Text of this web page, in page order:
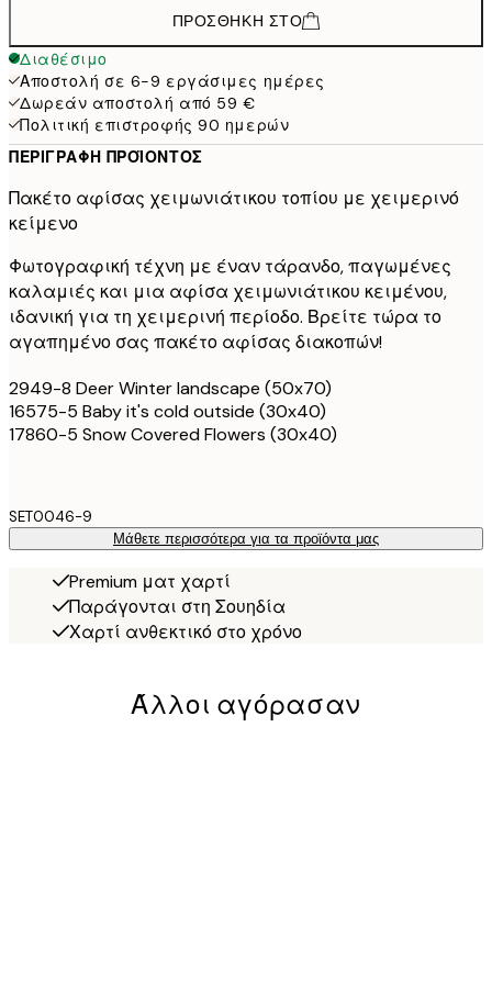
ΠΡΟΣΘΉΚΗ ΣΤΟ
Διαθέσιμο
Αποστολή σε 6-9 εργάσιμες ημέρες
Δωρεάν αποστολή από 59 €
Πολιτική επιστροφής 90 ημερών
ΠΕΡΙΓΡΑΦΉ ΠΡΟΪΌΝΤΟΣ
Πακέτο αφίσας χειμωνιάτικου τοπίου με χειμερινό
κείμενο
Φωτογραφική τέχνη με έναν τάρανδο, παγωμένες
καλαμιές και μια αφίσα χειμωνιάτικου κειμένου,
ιδανική για τη χειμερινή περίοδο. Βρείτε τώρα το
αγαπημένο σας πακέτο αφίσας διακοπών!
2949-8 Deer Winter landscape (50x70)
16575-5 Baby it's cold outside (30x40)
17860-5 Snow Covered Flowers (30x40)
SET0046-9
Μάθετε περισσότερα για τα προϊόντα μας
Premium ματ χαρτί
Παράγονται στη Σουηδία
Χαρτί ανθεκτικό στο χρόνο
Άλλοι αγόρασαν